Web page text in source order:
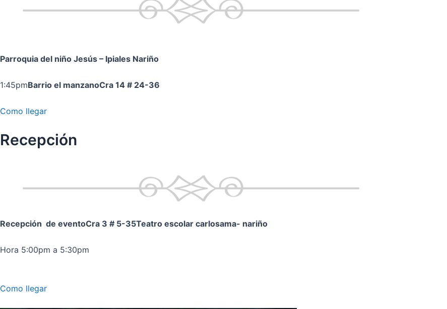
Parroquia del niño Jesús – Ipiales Nariño
1:45pmBarrio el manzanoCra 14 # 24-36
Como llegar
Recepción
Recepción de eventoCra 3 # 5-35Teatro escolar carlosama- nariño
Hora 5:00pm a 5:30pm
Como llegar